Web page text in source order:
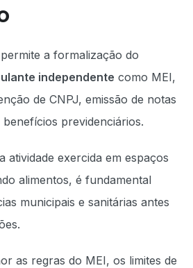
permite a formalização do
independente como MEI,
de CNPJ, emissão de notas
previdenciários.
atividade exercida em espaços
alimentos, é fundamental
municipais e sanitárias antes
as regras do MEI, os limites de